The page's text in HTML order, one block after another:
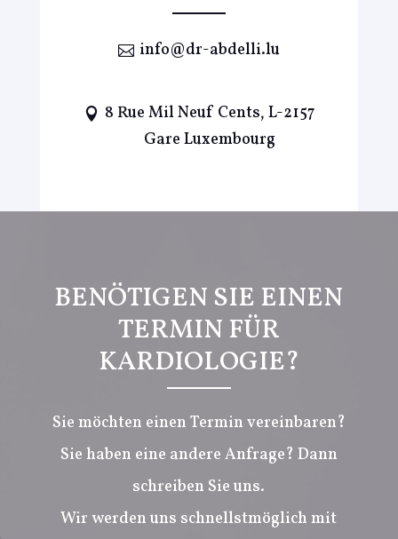
info@dr-abdelli.lu
8 Rue Mil Neuf Cents, L-2157
Gare Luxembourg
BENÖTIGEN SIE EINEN
TERMIN FÜR
KARDIOLOGIE?
Sie möchten einen Termin vereinbaren?
Sie haben eine andere Anfrage? Dann
schreiben Sie uns.
Wir werden uns schnellstmöglich mit